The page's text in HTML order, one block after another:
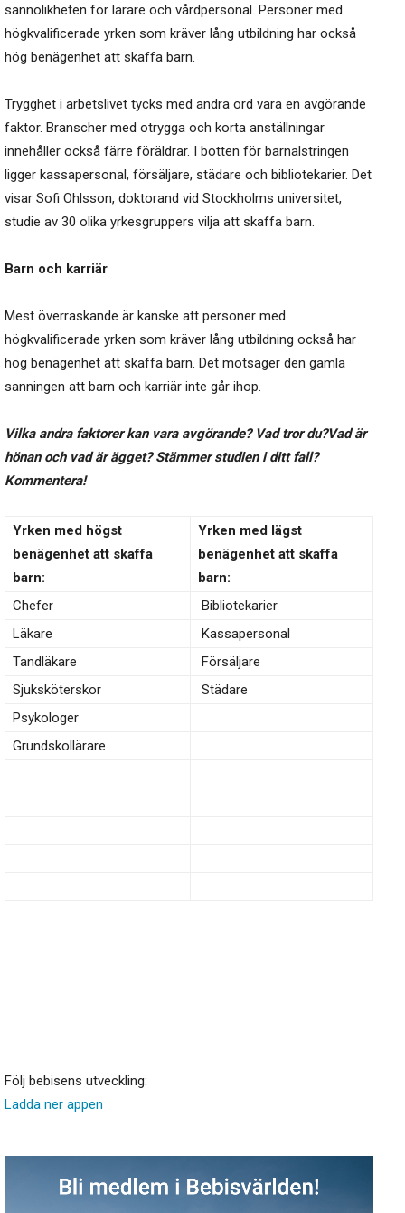
sannolikheten för lärare och vårdpersonal. Personer med
högkvalificerade yrken som kräver lång utbildning har också
hög benägenhet att skaffa barn.
Trygghet i arbetslivet tycks med andra ord vara en avgörande
faktor. Branscher med otrygga och korta anställningar
innehåller också färre föräldrar. I botten för barnalstringen
ligger kassapersonal, försäljare, städare och bibliotekarier. Det
visar Sofi Ohlsson, doktorand vid Stockholms universitet,
studie av 30 olika yrkesgruppers vilja att skaffa barn.
Barn och karriär
Mest överraskande är kanske att personer med
högkvalificerade yrken som kräver lång utbildning också har
hög benägenhet att skaffa barn. Det motsäger den gamla
sanningen att barn och karriär inte går ihop.
Vilka andra faktorer kan vara avgörande? Vad tror du?Vad är
hönan och vad är ägget? Stämmer studien i ditt fall?
Kommentera!
Yrken med högst
benägenhet att skaffa
barn:
Yrken med lägst
benägenhet att skaffa
barn:
Chefer
Bibliotekarier
Läkare
Kassapersonal
Tandläkare
Försäljare
Sjuksköterskor
Städare
Psykologer
Grundskollärare
Följ bebisens utveckling:
Ladda ner appen